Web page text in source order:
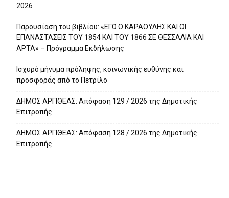
2026
Παρουσίαση του βιβλίου: «ΕΓΩ Ο ΚΑΡΑΟΥΛΗΣ ΚΑΙ ΟΙ
ΕΠΑΝΑΣΤΑΣΕΙΣ ΤΟΥ 1854 ΚΑΙ ΤΟΥ 1866 ΣΕ ΘΕΣΣΑΛΙΑ ΚΑΙ
ΑΡΤΑ» – Πρόγραμμα Εκδήλωσης
Ισχυρό μήνυμα πρόληψης, κοινωνικής ευθύνης και
προσφοράς από το Πετρίλο
ΔΗΜΟΣ ΑΡΓΙΘΕΑΣ: Απόφαση 129 / 2026 της Δημοτικής
Επιτροπής
ΔΗΜΟΣ ΑΡΓΙΘΕΑΣ: Απόφαση 128 / 2026 της Δημοτικής
Επιτροπής